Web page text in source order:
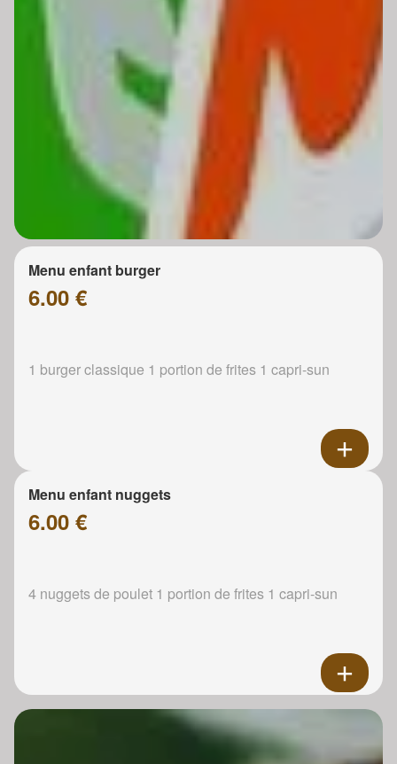
Menu enfant burger
6.00 €
1 burger classique 1 portion de frites 1 capri-sun
Menu enfant nuggets
6.00 €
4 nuggets de poulet 1 portion de frites 1 capri-sun